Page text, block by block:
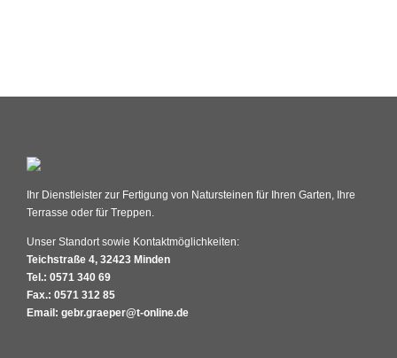
Ihr Dienstleister zur Fertigung von Natursteinen für Ihren Garten, Ihre
Terrasse oder für Treppen.
Unser Standort sowie Kontaktmöglichkeiten:
Teichstraße 4, 32423 Minden
Tel.: 0571 340 69
Fax.: 0571 312 85
Email: gebr.graeper@t-online.de